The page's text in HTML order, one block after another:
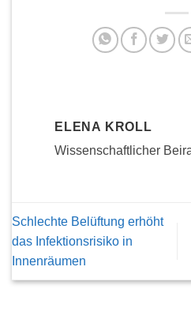
ELENA KROLL
Wissenschaftlicher
Schlechte Belüftung erhöht
das Infektionsrisiko in
Innenräumen